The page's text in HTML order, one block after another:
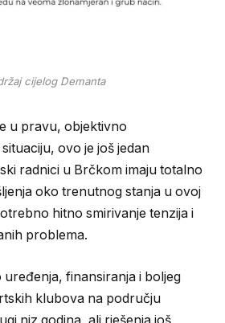
cijelog Demanta
u pravu, objektivno
ovo je još jedan
radnici u Brčkom imaju totalno
oko trenutnog stanja u ovoj
hitno smirivanje tenzija i
problema.
uređenja, finansiranja i boljeg
klubova na području